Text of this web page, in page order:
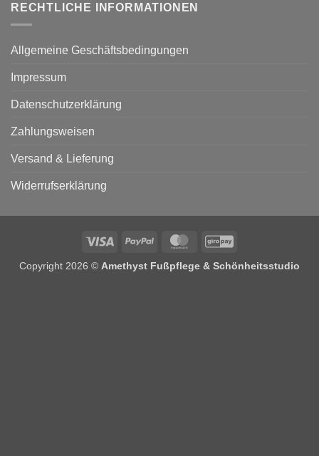
RECHTLICHE INFORMATIONEN
Allgemeine Geschäftsbedingungen
Impressum
Datenschutzerklärung
Zahlungsweisen
Versand & Lieferung
Widerrufserklärung
Visa PayPal MasterCardGiroPay
Copyright 2026 © Amethyst Fußpflege & Schönheitsstudio